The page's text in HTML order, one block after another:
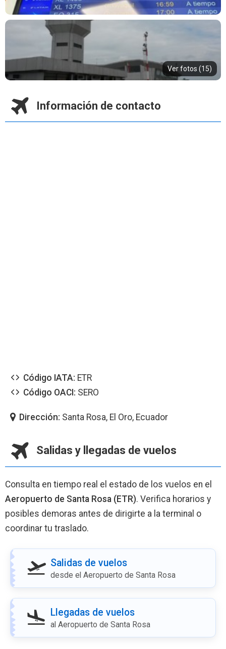
Ver fotos (15)
Información de contacto
Código IATA: ETR
Código OACI: SERO
Dirección: Santa Rosa, El Oro, Ecuador
Salidas y llegadas de vuelos
Consulta en tiempo real el estado de los vuelos en el
Aeropuerto de Santa Rosa (ETR). Verifica horarios y
posibles demoras antes de dirigirte a la terminal o
coordinar tu traslado.
Salidas de vuelos
desde el Aeropuerto de Santa Rosa
Llegadas de vuelos
al Aeropuerto de Santa Rosa